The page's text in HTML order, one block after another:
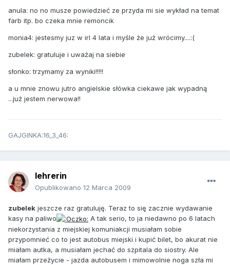
anula: no no musze powiedzieć ze przyda mi sie wykład na temat
farb itp. bo czeka mnie remoncik
monia4: jestesmy juz w irl 4 lata i myśle że już wrócimy....:(
zubelek: gratuluje i uważaj na siebie
słonko: trzymamy za wyniki!!!!!
a u mnie znowu jutro angielskie słówka ciekawe jak wypadną
...już jestem nerwowa!!
GAJGINKA:16_3_46:
lehrerin
Opublikowano 12 Marca 2009
zubelek jeszcze raz gratuluję. Teraz to się zacznie wydawanie
kasy na paliwo
A tak serio, to ja niedawno po 6 latach
niekorzystania z miejskiej komuniakcji musiałam sobie
przypomnieć co to jest autobus miejski i kupić bilet, bo akurat nie
miałam autka, a musiałam jechać do szpitala do siostry. Ale
miałam przeżycie - jazda autobusem i mimowolnie noga szła mi